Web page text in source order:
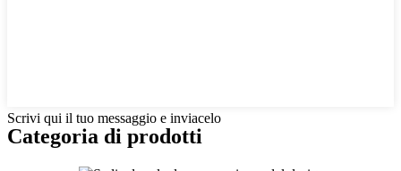
Scrivi qui il tuo messaggio e inviacelo
Categoria di prodotti